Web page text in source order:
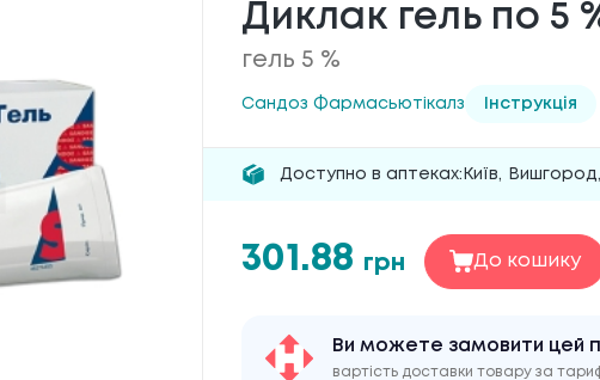
Диклак гель по 5
гель 5 %
Сандоз Фармасьютікалз Інструкція
Доступно в аптеках: Київ, Вишгород,
301.88 грн До кошику
Ви можете замовити цей
вартість доставки товару за